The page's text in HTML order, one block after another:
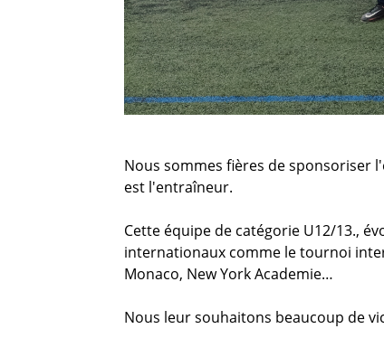
Nous sommes fières de sponsoriser
est l'entraîneur.
Cette équipe de catégorie U12/13.,
internationaux comme le tournoi
Monaco, New York Academie…
Nous leur souhaitons beaucoup de